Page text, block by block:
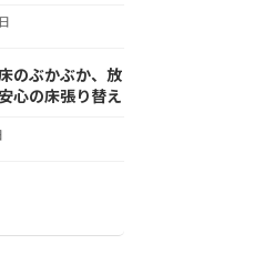
のぶかぶか、放
心の床張り替え